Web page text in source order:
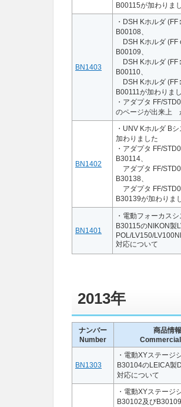
B00115が加わりま
BN1403
・DSH Kホルダ
B00108、
DSH Kホルダ (FF
B00109、
DSH Kホルダ (FF
B00110、
DSH Kホルダ (FF
B00111が加わりま
・アダプタ FF/
のページが出来上
BN1402
・UNV Kホルダ B
加わりました
・アダプタ FF/
B30114、
アダプタ FF/
B30138、
アダプタ FF/
B30139が加わりま
BN1401
・電動フォーカス
B30115のNIKON製
POL/LV150/
対応について
2013年
ナンバー
Number
商品情報
BN1303
・電動XYステージ
B30104のLEICA製
対応について
・電動XYステージ
B30102及び